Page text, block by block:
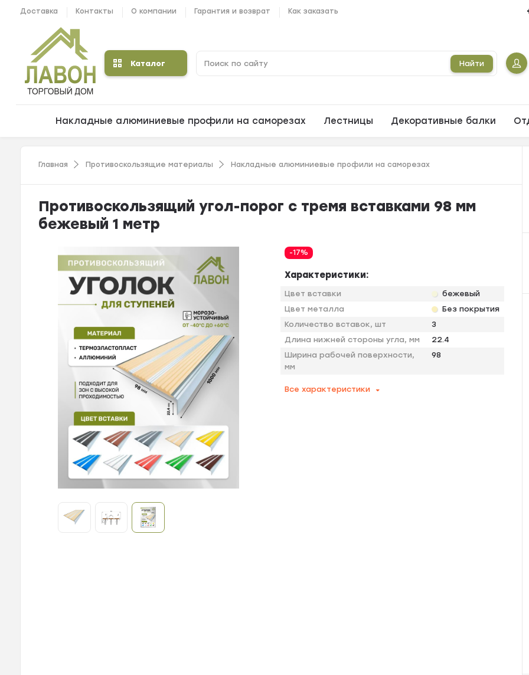
Доставка Контакты О компании Гарантия и возврат Как заказать
Каталог Найти
Накладные алюминиевые профили на саморезах Лестницы Декоративные балки
Главная Противоскользящие материалы Накладные алюминиевые профили на саморезах
Противоскользящий угол-порог с тремя вставками 98 мм
бежевый 1 метр
-17%
Характеристики:
Цвет вставки
бежевый
Цвет металла
Без покрытия
Количество вставок, шт
3
Длина нижней стороны угла, мм
22.4
Ширина рабочей поверхности,
мм
98
Все характеристики